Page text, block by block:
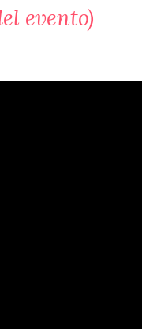
evento)